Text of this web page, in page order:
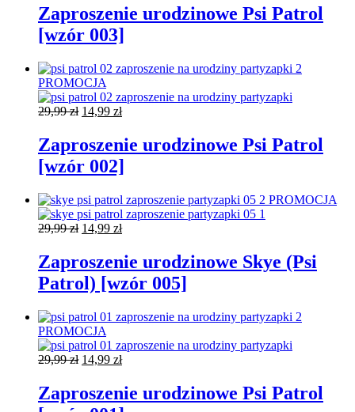
wynosiła:
29,99 zł.
wynosi:
14,99 zł.
Zaproszenie urodzinowe Psi Patrol
[wzór 003]
PROMOCJA
29,99zł Pierwotna
wynosiła:
29,99 zł.
14,99 złAktualna
wynosi:
14,99 zł.
Zaproszenie urodzinowe Psi Patrol
[wzór 002]
PROMOCJA
29,99zł Pierwotna
wynosiła:
29,99 zł.
14,99 złAktualna
wynosi:
14,99 zł.
Zaproszenie urodzinowe Skye (Psi
Patrol) [wzór 005]
PROMOCJA
29,99zł Pierwotna
wynosiła:
29,99 zł.
14,99 złAktualna
wynosi:
14,99 zł.
Zaproszenie urodzinowe Psi Patrol